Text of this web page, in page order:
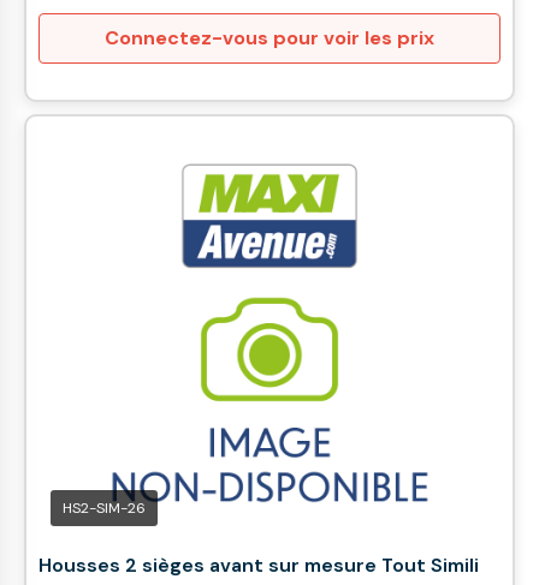
Connectez-vous pour voir les prix
HS2-SIM-26
Housses 2 sièges avant sur mesure Tout Simili